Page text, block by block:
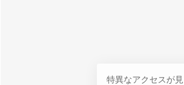
特異なアクセスが